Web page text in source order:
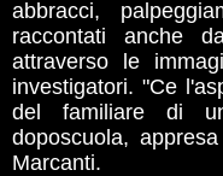
abbracci,
raccontati anche
attraverso le
investigatori. "Ce
del familiare di
doposcuola,
Marcanti.